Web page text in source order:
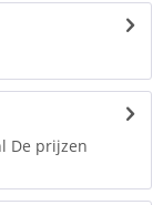
De prijzen